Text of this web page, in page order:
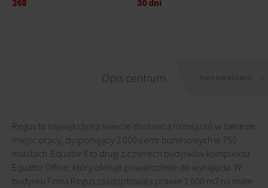
268
30 dni
Opis centrum
Regus to największy na świecie dostawca rozwiązań w zakresie
miejsc pracy, dysponujący 2 000 centr biznesowych w 750
miastach. Equator II to drugi z czterech budynków kompleksu
Equator Office, który oferuje powierzchnie do wynajęcia. W
budynku Firma Regus zaadoptowała prawie 1 600 m2 na małe